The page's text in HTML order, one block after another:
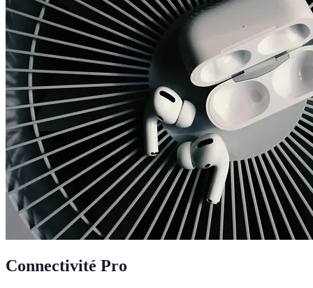
Connectivité Pro